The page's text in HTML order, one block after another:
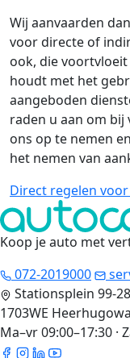
Wij aanvaarden
voor directe of
ook, die
houdt met het
aangeboden
raden u aan om
ons op te nemen
het nemen van
Direct regelen
Koop je auto met
072-2019000
Stationsplein 99-
1703WE
Ma–vr 09:00–17:30 ·